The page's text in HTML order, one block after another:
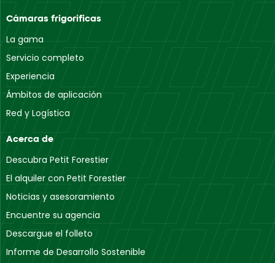
Cámaras frigoríficas
La gama
Servicio completo
Experiencia
Ámbitos de aplicación
Red y Logística
Acerca de
Descubra Petit Forestier
El alquiler con Petit Forestier
Noticias y asesoramiento
Encuentre su agencia
Descargue el folleto
Informe de Desarrollo Sostenible